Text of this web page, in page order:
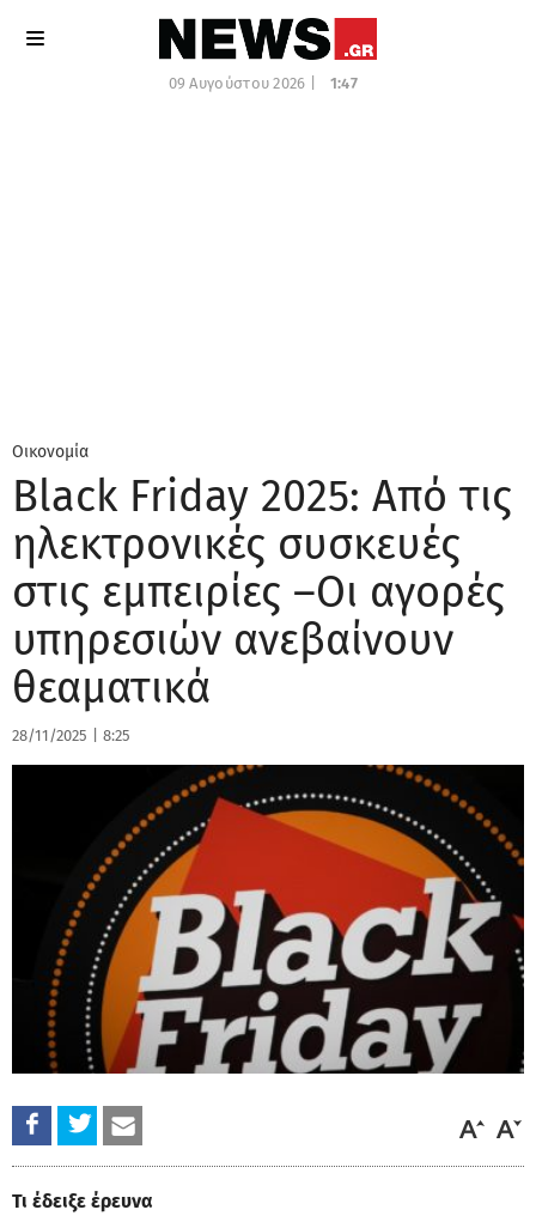
09 Αυγούστου 2026 | 1:47
Οικονομία
Black Friday 2025: Από τις
ηλεκτρονικές συσκευές
στις εμπειρίες –Οι αγορές
υπηρεσιών ανεβαίνουν
θεαματικά
28/11/2025 8:25
Τι έδειξε έρευνα